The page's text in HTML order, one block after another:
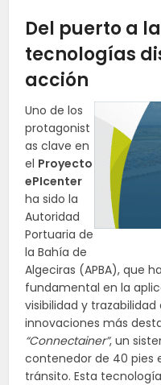
Del puerto a
tecnologías
acción
Uno de los
protagonist
as clave en
el Proyecto
ePIcenter
ha sido la
Autoridad
Portuaria de
la Bahía de
Algeciras (APBA), que
fundamental en la
visibilidad y
innovaciones más
“Connectainer”, un
contenedor de 40 pies
tránsito. Esta